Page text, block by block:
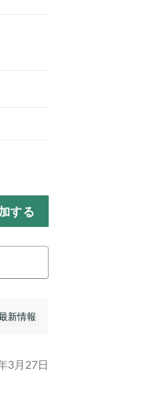
する
3月27日